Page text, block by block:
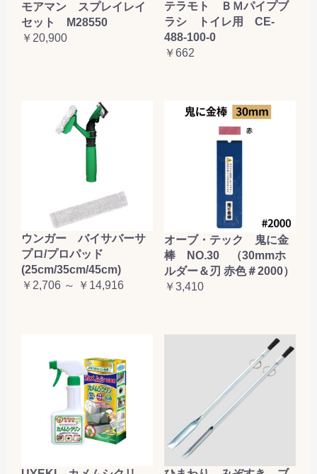
モアマン スプレイレイ
セット M28550
￥20,900
テラモト ＢＭパイプブ
ラシ トイレ用 CE-
488-100-0
￥662
ウンガー バイサバーサ
プロ/プロパッド
(25cm/35cm/45cm)
￥2,706 ～ ￥14,916
オーブ・テック 鬼に金
棒 NO.30 （30mmホ
ルダー＆刃 赤色＃2000）
￥3,410